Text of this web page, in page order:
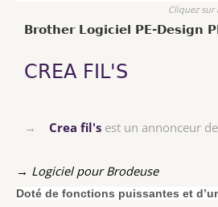
Cliquez
Brother Logiciel PE-Design
CREA FIL'S
→ Crea fil's est un annonceur de
→ Logiciel pour Brodeuse
Doté de fonctions puissantes et